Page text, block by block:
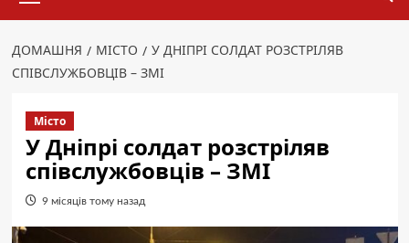
ДОМАШНЯ МІСТО
У ДНІПРІ СОЛДАТ РОЗСТРІЛЯВ
СПІВСЛУЖБОВЦІВ – ЗМІ
Місто
У Дніпрі солдат розстріляв
співслужбовців – ЗМІ
9 місяців тому назад